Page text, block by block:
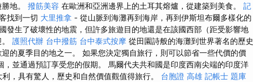
地。 撥筋美容 在歐洲和亞洲邊界上的土耳其熔爐，從建築到美食。 記
找到一切 大里推拿 - 從山脈到海灘再到海岸，再到伊斯坦布爾多樣化的
發生了破壞性的地震，但許多旅遊目的地還是在該國西部（距受影響地
護照代辦 台中撥筋 台中泰式按摩 從田園詩般的海灘到世界著名的歷史
的夏季目的地之一。 如果您決定獨自旅行，則可以節省一些代價的價
，並通過預訂享受您的假期。 馬爾代夫共和國是印度西南尖端的印度洋
，具有驚人，歷史和自然價值觀值得旅行。 台胞證 高雄 記帳士 題庫